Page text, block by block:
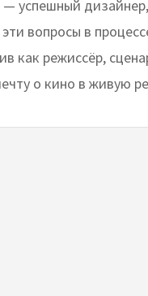
успешный
вопросы в
как режиссёр,
о кино в живую